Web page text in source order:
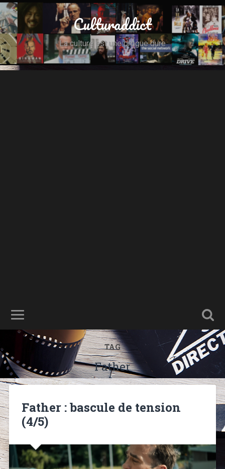
Culturaddict
La culture est une drogue dure
TAG
Father
Father : bascule de tension
(4/5)